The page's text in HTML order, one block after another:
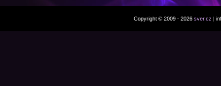
Copyright © 2009 - 2026 sver.cz |